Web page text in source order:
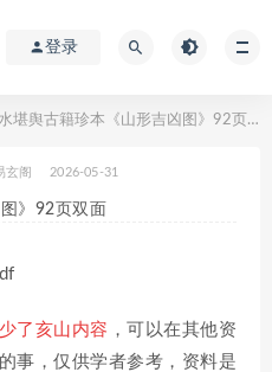
登录
堪舆古籍珍本《山形吉凶图》92页双面
玄阁 2026-05-31
》92页双面
少了亥山内容 ，可以在其他资
事，仅供学者参考，资料是